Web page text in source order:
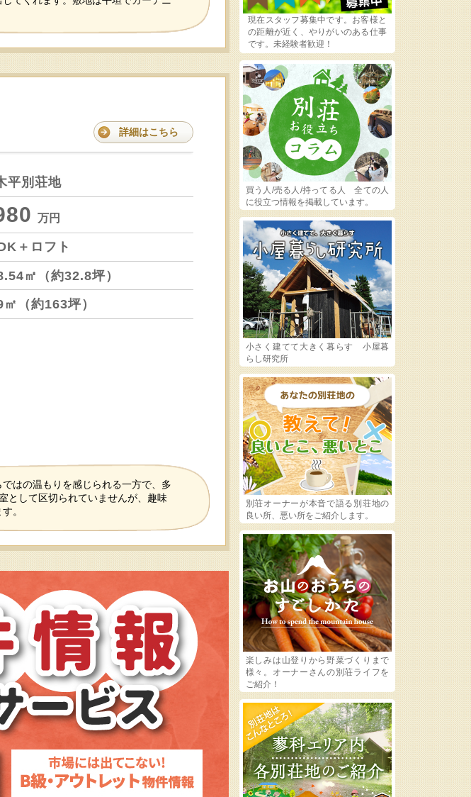
詳細はこちら
平別荘地
万円
＋ロフト
㎡（約32.8坪）
（約163坪）
はの温もりを感じられる一方で、多
として区切られていませんが、趣味
。
現在スタッフ募集中です。お客様と
の距離が近く、やりがいのある仕事
です。未経験者歓迎！
買う人/売る人/持ってる人 全ての人
に役立つ情報を掲載しています。
小さく建てて大きく暮らす 小屋暮
らし研究所
別荘オーナーが本音で語る別荘地の
良い所、悪い所をご紹介します。
楽しみは山登りから野菜づくりまで
様々。オーナーさんの別荘ライフを
ご紹介！